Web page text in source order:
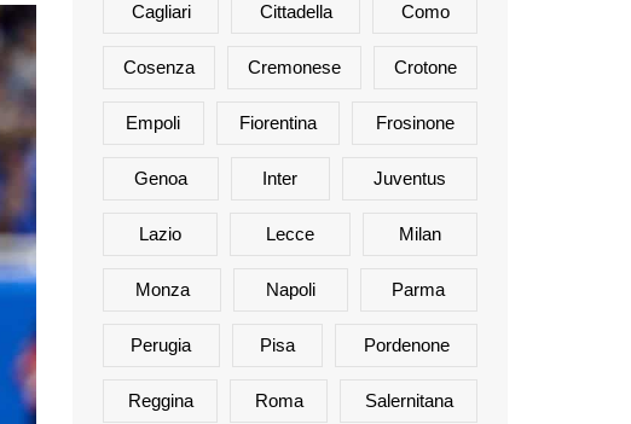
Cagliari Cittadella Como
Cosenza Cremonese Crotone
Empoli Fiorentina Frosinone
Genoa Inter Juventus
Lazio Lecce Milan
Monza Napoli Parma
Perugia Pisa Pordenone
Reggina Roma Salernitana